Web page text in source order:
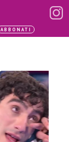
ABBONATI